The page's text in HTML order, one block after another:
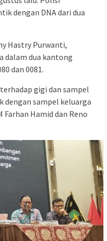
dengan DNA dari dua
Hastry Purwanti,
dalam dua kantong
dan 0081.
gigi dan sampel
dengan sampel keluarga
Farhan Hamid dan Reno